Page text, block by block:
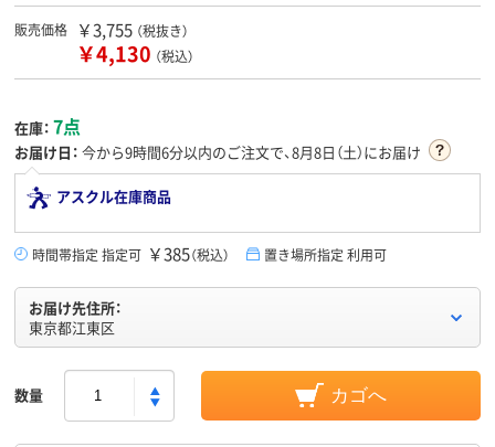
販売価格 ￥3,755 （税抜き）
￥4,130 （税込）
在庫： 7点
お届け日： 今から9時間6分以内のご注文で、8月8日（土）にお届け
アスクル在庫商品
時間帯指定 指定可 ￥385（税込） 置き場所指定 利用可
お届け先住所：
東京都江東区
数量 カゴへ